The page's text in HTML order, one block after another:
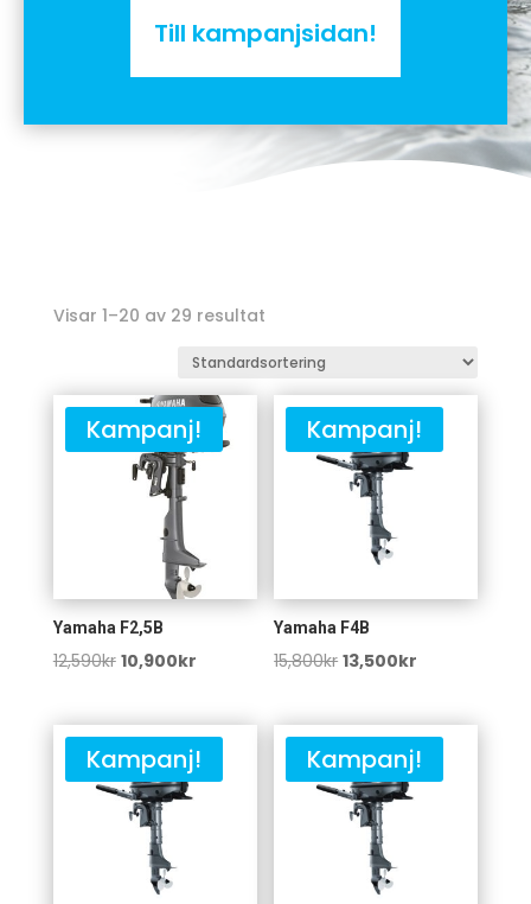
Till kampanjsidan!
Visar 1–20 av 29 resultat
Kampanj!
Yamaha F2,5B
12,590kr Det
priset
var:
12,590kr.
10,900krDet
priset
är:
10,900kr.
Kampanj!
Yamaha F4B
15,800kr Det
priset
var:
15,800kr.
13,500kr
priset
är:
13,500kr.
Kampanj! Kampanj!